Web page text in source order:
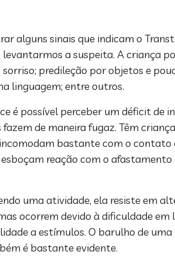
alguns sinais que indicam o
a suspeita. A criança
predileção por objetos e
linguagem; entre outros.
é possível perceber um déficit de
de maneira fugaz. Têm
bastante com o contato
reação com o afastamento
uma atividade, ela resiste em
ocorrem devido à dificuldade em
a estímulos. O barulho de
é bastante evidente.